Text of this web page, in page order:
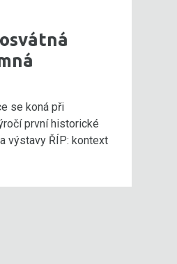
se koná při
první historické
výstavy ŘÍP: kontext